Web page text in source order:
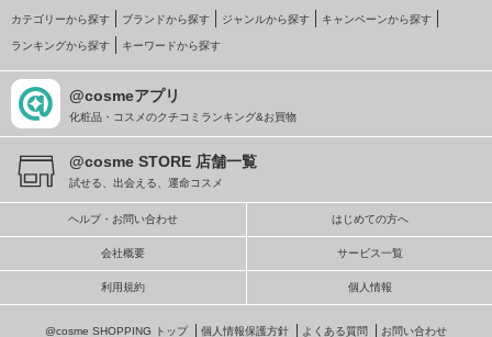
カテゴリーから探す ブランドから探す ジャンルから探す キャンペーンから探す
ランキングから探す キーワードから探す
@cosmeアプリ
化粧品・コスメのクチコミランキング&お買物
@cosme STORE 店舗一覧
試せる、出会える、運命コスメ
ヘルプ・お問い合わせ はじめての方へ
会社概要 サービス一覧
利用規約 個人情報
@cosme SHOPPING トップ 個人情報保護方針 よくある質問 お問い合わせ